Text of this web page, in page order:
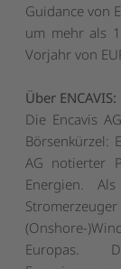
Guidance von
um mehr als
Vorjahr von
Über ENCAVIS:
Die Encavis
Börsenkürzel:
AG notierter
Energien.
(Onshore-
Europas.